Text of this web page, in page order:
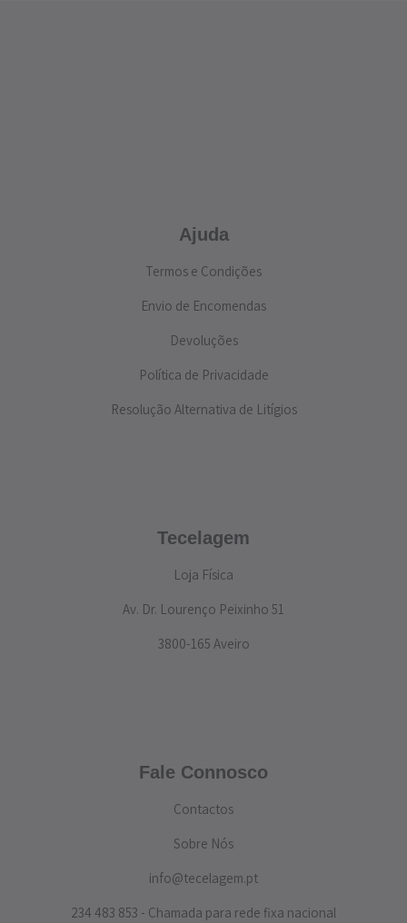
Ajuda
Termos e Condições
Envio de Encomendas
Devoluções
Política de Privacidade
Resolução Alternativa de Litígios
Tecelagem
Loja Física
Av. Dr. Lourenço Peixinho 51
3800-165 Aveiro
Fale Connosco
Contactos
Sobre Nós
info@tecelagem.pt
234 483 853 - Chamada para rede fixa nacional